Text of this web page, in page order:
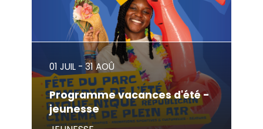
01 JUIL -31 AOÛ
Programme vacances d'été -
jeunesse